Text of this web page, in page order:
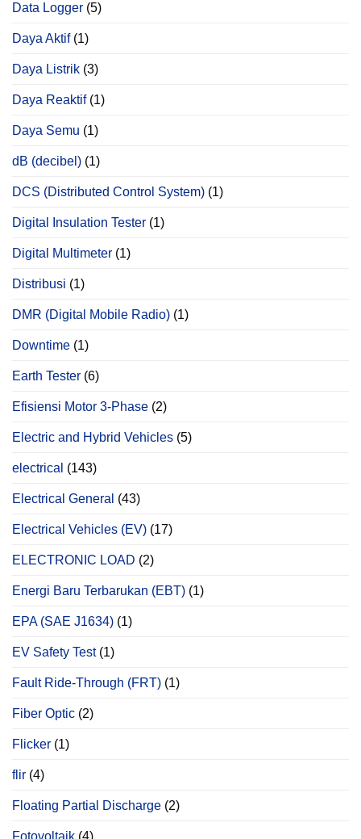
Data Logger (5)
Daya Aktif(1)
Daya Listrik (3)
Daya Reaktif(1)
Daya Semu (1)
dB (decibel) (1)
DCS (Distributed Control System) (1)
Digital Insulation Tester (1)
Digital Multimeter (1)
Distribusi (1)
DMR (Digital Mobile Radio) (1)
Downtime (1)
Earth Tester (6)
Efisiensi Motor 3-Phase (2)
Electric and Hybrid Vehicles (5)
electrical (143)
Electrical General (43)
Electrical Vehicles (EV) (17)
ELECTRONIC LOAD (2)
Energi Baru Terbarukan (EBT) (1)
EPA (SAE J1634) (1)
EV Safety Test(1)
Fault Ride-Through (FRT) (1)
Fiber Optic (2)
Flicker (1)
flir (4)
Floating Partial Discharge (2)